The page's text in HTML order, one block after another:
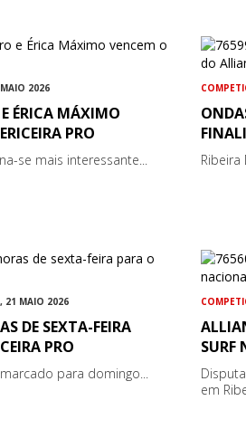
2026
ÉRICA MÁXIMO
PRO
se mais interessante... Ribeira
21 MAIO 2026
DE SEXTA-FEIRA
PRO
para domingo...
SURF
em